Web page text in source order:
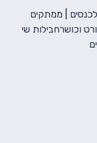
ממתקים
וכושרחבילות שי